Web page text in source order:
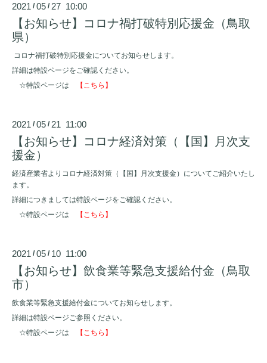
2021 /05 / 27 10:00
【お知らせ】コロナ禍打破特別応援金（鳥取
県）
コロナ禍打破特別応援金についてお知らせします。
詳細は特設ページをご確認ください。
☆特設ページは
【こちら】
2021 /05 / 21 11:00
【お知らせ】コロナ経済対策（【国】月次支
援金）
経済産業省よりコロナ経済対策（【国】月次支援金）についてご紹介いたし
ます。
詳細につきましては特設ページをご確認ください。
☆特設ページは
【こちら】
2021 /05 / 10 11:00
【お知らせ】飲食業等緊急支援給付金（鳥取
市）
飲食業等緊急支援給付金についてお知らせします。
詳細は特設ページご参照ください。
☆特設ページは
【こちら】